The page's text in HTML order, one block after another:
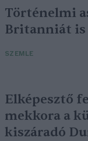
Történelmi
Britanniát is
SZEMLE
Elképesztő
mekkora a
kiszáradó